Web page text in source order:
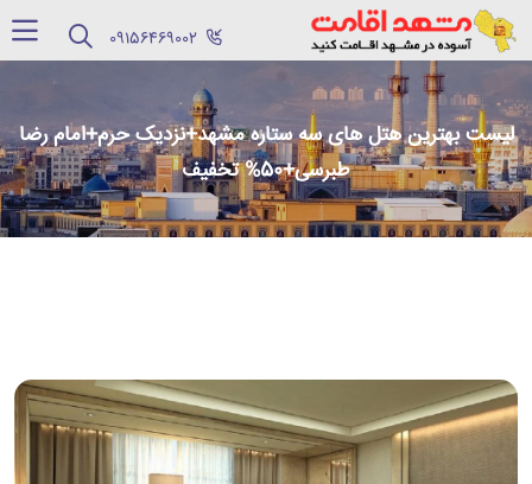
لیست بهترین هتل های سه ستاره مشهد+نزدیک حرم+امام رضا
طبرسی+50% تخفیف